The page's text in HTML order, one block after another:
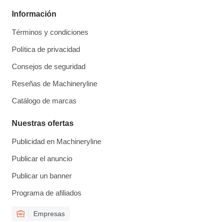
Información
Términos y condiciones
Política de privacidad
Consejos de seguridad
Reseñas de Machineryline
Catálogo de marcas
Nuestras ofertas
Publicidad en Machineryline
Publicar el anuncio
Publicar un banner
Programa de afiliados
Empresas